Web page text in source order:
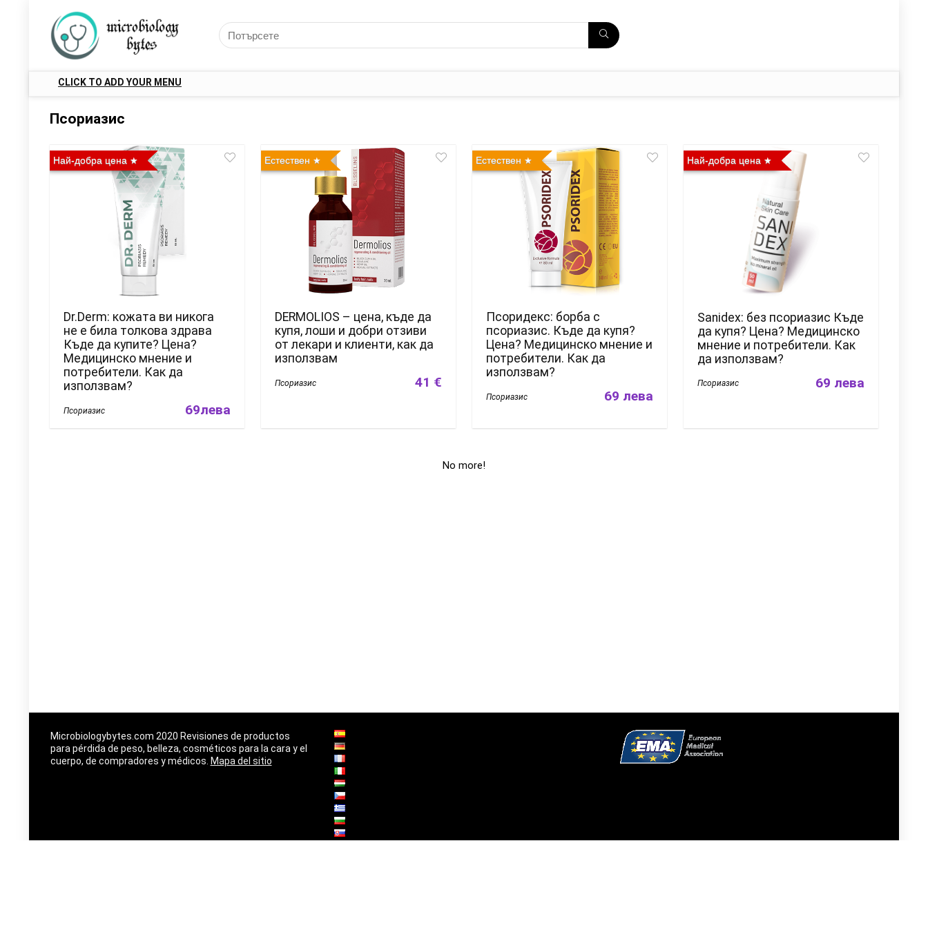
CLICK TO ADD YOUR MENU
Псориазис
Най-добра цена
Dr.Derm: кожата ви никога
не е била толкова здрава
Къде да купите? Цена?
Медицинско мнение и
потребители. Как да
използвам?
Псориазис 69лева
Естествен
DERMOLIOS – цена, къде да
купя, лоши и добри отзиви
от лекари и клиенти, как да
използвам
Псориазис 41 €
Естествен
Псоридекс: борба с
псориазис. Къде да купя?
Цена? Медицинско мнение и
потребители. Как да
използвам?
Псориазис 69 лева
Най-добра цена
Sanidex: без псориазис Къде
да купя? Цена? Медицинско
мнение и потребители. Как
да използвам?
Псориазис 69 лева
No more!
Microbiologybytes.com 2020 Revisiones de productos
para pérdida de peso, belleza, cosméticos para la cara y el
cuerpo, de compradores y médicos. Mapa del sitio